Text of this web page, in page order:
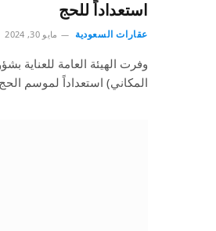
استعداداً للحج
عقارات السعودية مايو 30, 2024
وفرت الهيئة العامة للعناية
المكاني) استعداداً لموسم